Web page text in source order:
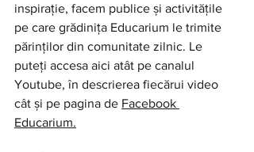
inspirație, facem publice și activitățile
pe care grădinița Educarium le trimite
părinților din comunitate zilnic. Le
puteți accesa aici atât pe canalul
Youtube, în descrierea fiecărui video
cât și pe pagina de Facebook
Educarium.